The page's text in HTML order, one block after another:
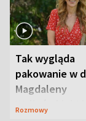
Tak wygląda
pakowanie w
Magdaleny
Waligórskiej-
Rozmowy